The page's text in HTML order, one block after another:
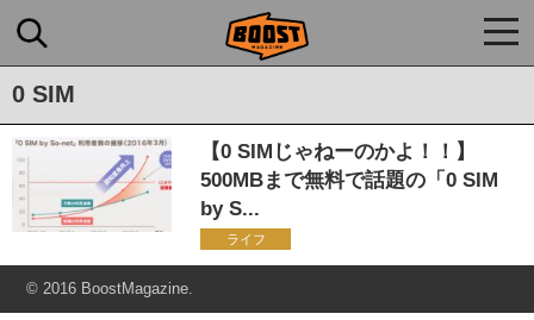
0 SIM
【0 SIMじゃねーのかよ！！】
500MBまで無料で話題の「0 SIM
by S...
ライフ
© 2016 BoostMagazine.